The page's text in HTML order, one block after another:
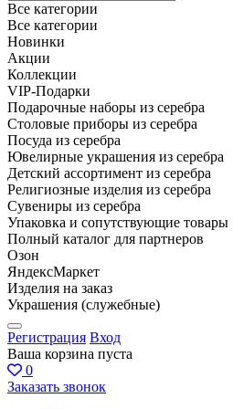
Все категории
Все категории
Новинки
Акции
Коллекции
VIP-Подарки
Подарочные наборы из серебра
Столовые приборы из серебра
Посуда из серебра
Ювелирные украшения из серебра
Детский ассортимент из серебра
Религиозные изделия из серебра
Сувениры из серебра
Упаковка и сопутствующие товары
Полный каталог для партнеров
Озон
ЯндексМаркет
Изделия на заказ
Украшения (служебные)
Регистрация Вход
Ваша корзина пуста
0
Заказать звонок